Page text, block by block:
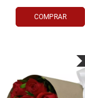
COMPRAR